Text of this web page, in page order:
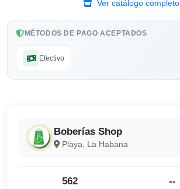
Ver catálogo completo
MÉTODOS DE PAGO ACEPTADOS
Efectivo
Boberías Shop
Playa, La Habana
562 --